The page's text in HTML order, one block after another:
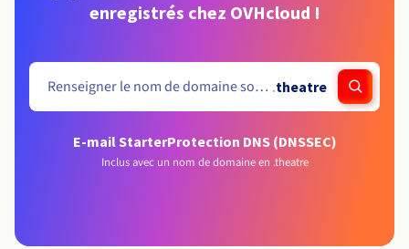
enregistrés chez OVHcloud !
.theatre
E-mail StarterProtection DNS (DNSSEC)
Inclus avec un nom de domaine en .theatre